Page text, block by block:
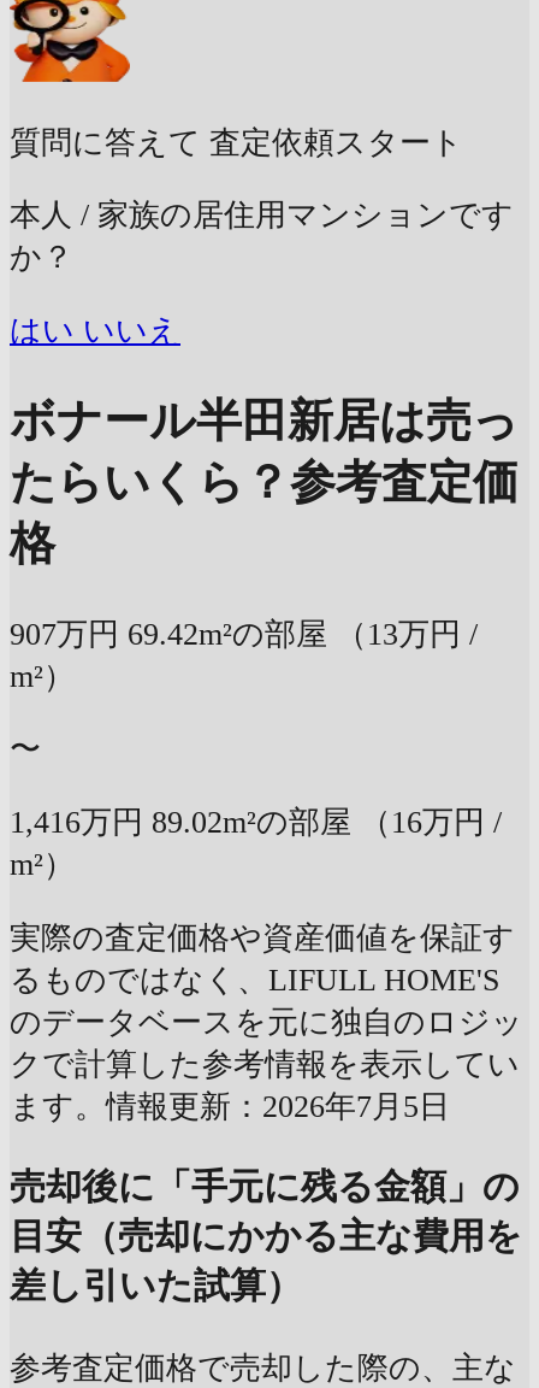
質問に答えて 査定依頼スタート
本人 / 家族の居住用マンションです
か？
はい いいえ
ボナール半田新居は売っ
たらいくら？参考査定価
格
907万円 69.42m²の部屋
（13万円 /
m²）
〜
1,416万円 89.02m²の部屋
（16万円 /
m²）
実際の査定価格や資産価値を保証す
るものではなく、LIFULL HOME'S
のデータベースを元に独自のロジッ
クで計算した参考情報を表示してい
ます。情報更新：2026年7月5日
売却後に「手元に残る金額」の
目安（売却にかかる主な費用を
差し引いた試算）
参考査定価格で売却した際の、主な